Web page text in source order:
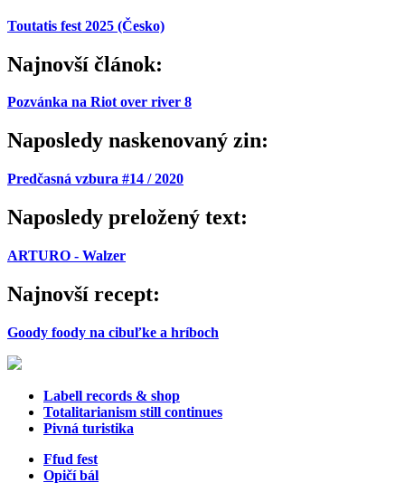
Toutatis fest 2025 (Česko)
Najnovší článok:
Pozvánka na Riot over river 8
Naposledy naskenovaný zin:
Predčasná vzbura #14 / 2020
Naposledy preložený text:
ARTURO - Walzer
Najnovší recept:
Goody foody na cibuľke a hríboch
Labell records & shop
Totalitarianism still continues
Pivná turistika
Ffud fest
Opičí bál